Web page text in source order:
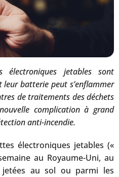
électroniques jetables sont
leur batterie peut s’enflammer
de traitements des déchets
complication à grand
anti-incendie.
électroniques jetables («
au Royaume-Uni, au
au sol ou parmi les